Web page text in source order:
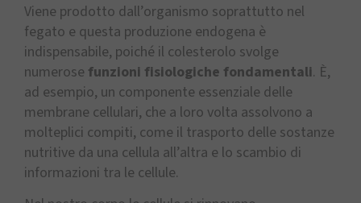
Viene prodotto dall’organismo soprattutto nel
fegato e questa produzione endogena è
indispensabile, poiché il colesterolo svolge
numerose funzioni fisiologiche fondamentali. È,
ad esempio, un componente essenziale delle
membrane cellulari, che a loro volta assolvono a
molteplici compiti, come il trasporto delle sostanze
nutritive da una cellula all’altra e lo scambio di
informazioni tra le cellule.